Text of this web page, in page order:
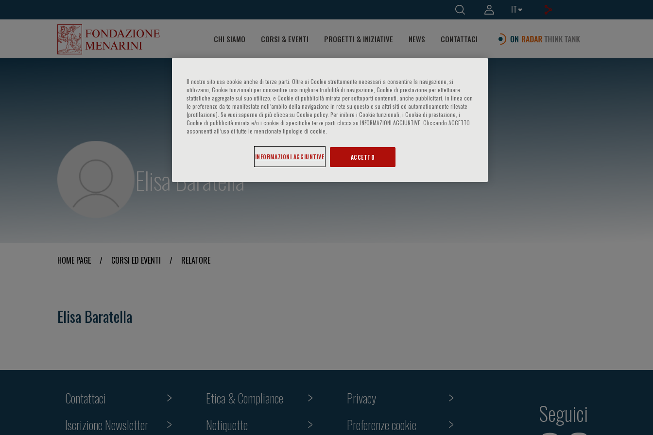
IT
CHI SIAMO CORSI & EVENTI PROGETTI & INIZIATIVE NEWS CONTATTACI
Elisa Baratella
HOME PAGE / CORSI ED EVENTI / RELATORE
Elisa Baratella
Contattaci
Iscrizione Newsletter
Etica & Compliance
Netiquette
Privacy
Preferenze cookie
Seguici
Il nostro sito usa cookie anche di terze parti. Oltre ai Cookie strettamente necessari a consentire la navigazione, si
utilizzano, Cookie funzionali per consentire una migliore fruibilità di navigazione, Cookie di prestazione per effettuare
statistiche aggregate sul suo utilizzo, e Cookie di pubblicità mirata per sottoporti contenuti, anche pubblicitari, in linea con
le preferenze da te manifestate nell‘ambito della navigazione in rete su questo e su altri siti ed automaticamente rilevate
(profilazione). Se vuoi saperne di più clicca su Cookie policy. Per inibire i Cookie funzionali, i Cookie di prestazione, i
Cookie di pubblicità mirata e/o i cookie di specifiche terze parti clicca su INFORMAZIONI AGGIUNTIVE. Cliccando ACCETTO
acconsenti all’uso di tutte le menzionate tipologie di cookie.
INFORMAZIONI AGGIUNTIVE ACCETTO